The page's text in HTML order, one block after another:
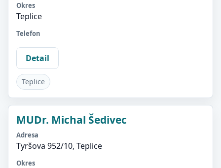
Okres
Teplice
Telefon
Detail
Teplice
MUDr. Michal Šedivec
Adresa
Tyršova 952/10, Teplice
Okres